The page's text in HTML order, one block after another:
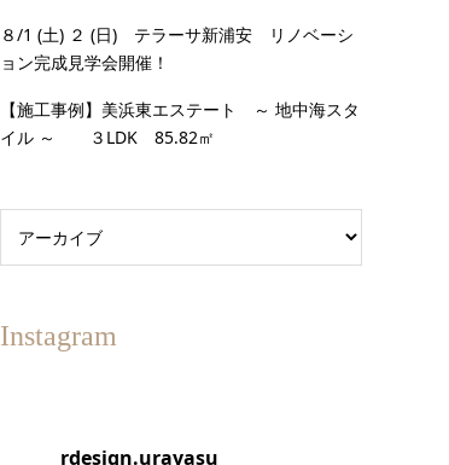
８/1 (土) ２ (日) テラーサ新浦安 リノベーシ
ョン完成見学会開催！
【施工事例】美浜東エステート ～ 地中海スタ
イル ～ ３LDK 85.82㎡
Instagram
rdesign.urayasu